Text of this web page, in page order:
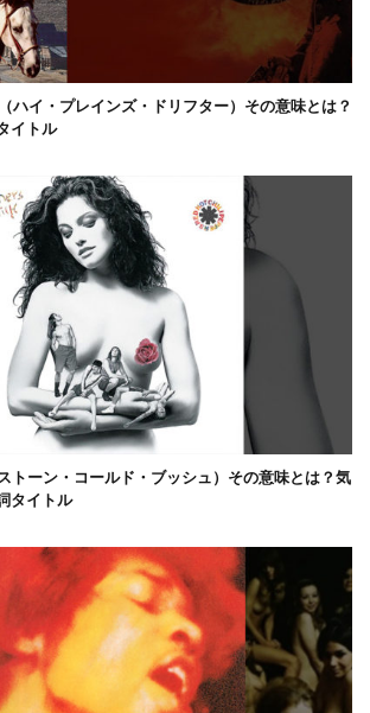
イ・プレインズ・ドリフター）その意味とは？
イトル
ーン・コールド・ブッシュ）その意味とは？気
タイトル